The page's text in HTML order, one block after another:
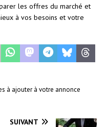
les offres du marché et
à vos besoins et votre
à ajouter à votre annonce
SUIVANT